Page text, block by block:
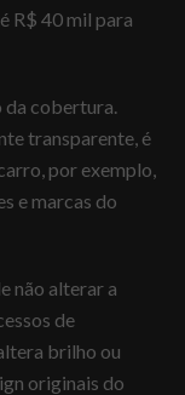
R$ 40 mil para
da cobertura.
transparente, é
por exemplo,
e marcas do
não alterar a
de
brilho ou
originais do